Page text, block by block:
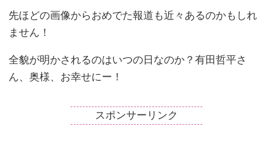
先ほどの画像からおめでた報道も近々あるのかもしれ
ません！
全貌が明かされるのはいつの日なのか？有田哲平さ
ん、奥様、お幸せにー！
スポンサーリンク